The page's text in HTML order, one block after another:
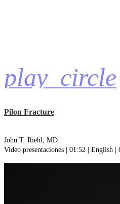
play_circle
Pilon Fracture
John T. Riehl, MD
Video presentaciones | 01:52 | English